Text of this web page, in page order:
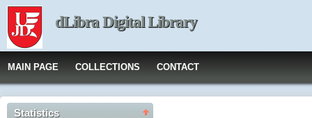
dLibra Digital Library
MAIN PAGE COLLECTIONS CONTACT
Statistics